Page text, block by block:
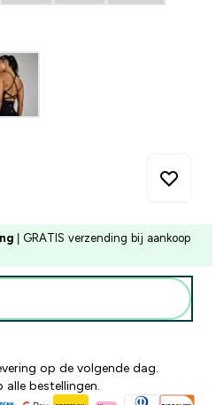
| GRATIS verzending bij aankoop
op de volgende dag.
bestellingen.